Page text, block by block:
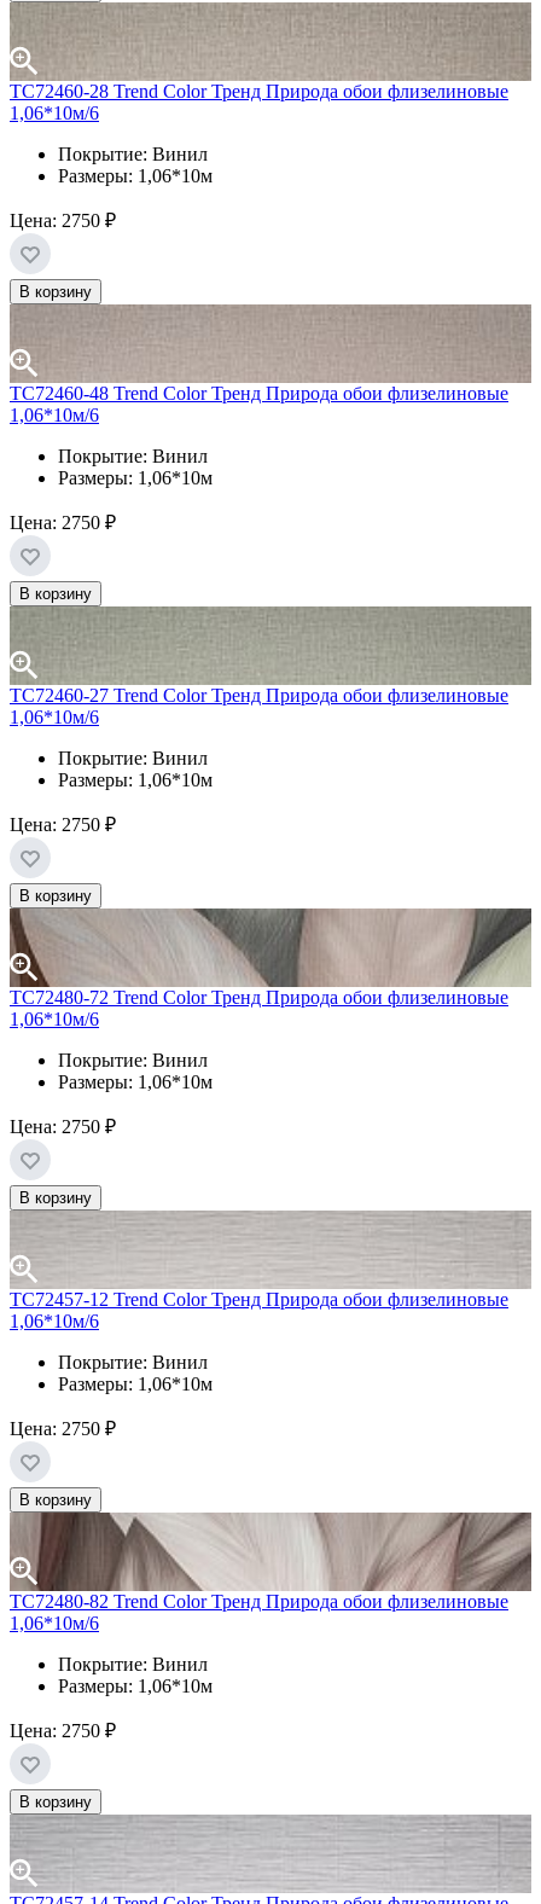
TC72460-28 Trend Color Тренд Природа обои флизелиновые
1,06*10м/6
Покрытие: Винил
Размеры: 1,06*10м
Цена: 2750 ₽
В корзину
TC72460-48 Trend Color Тренд Природа обои флизелиновые
1,06*10м/6
Покрытие: Винил
Размеры: 1,06*10м
Цена: 2750 ₽
В корзину
TC72460-27 Trend Color Тренд Природа обои флизелиновые
1,06*10м/6
Покрытие: Винил
Размеры: 1,06*10м
Цена: 2750 ₽
В корзину
TC72480-72 Trend Color Тренд Природа обои флизелиновые
1,06*10м/6
Покрытие: Винил
Размеры: 1,06*10м
Цена: 2750 ₽
В корзину
TC72457-12 Trend Color Тренд Природа обои флизелиновые
1,06*10м/6
Покрытие: Винил
Размеры: 1,06*10м
Цена: 2750 ₽
В корзину
TC72480-82 Trend Color Тренд Природа обои флизелиновые
1,06*10м/6
Покрытие: Винил
Размеры: 1,06*10м
Цена: 2750 ₽
В корзину